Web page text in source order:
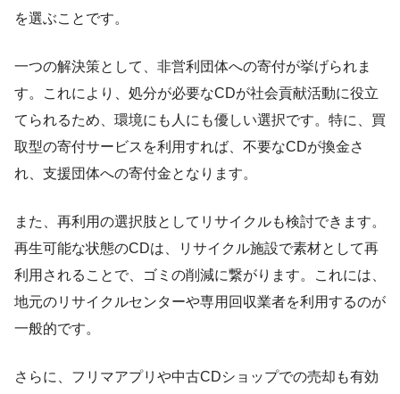
を選ぶことです。
一つの解決策として、非営利団体への寄付が挙げられま
す。これにより、処分が必要なCDが社会貢献活動に役立
てられるため、環境にも人にも優しい選択です。特に、買
取型の寄付サービスを利用すれば、不要なCDが換金さ
れ、支援団体への寄付金となります。
また、再利用の選択肢としてリサイクルも検討できます。
再生可能な状態のCDは、リサイクル施設で素材として再
利用されることで、ゴミの削減に繋がります。これには、
地元のリサイクルセンターや専用回収業者を利用するのが
一般的です。
さらに、フリマアプリや中古CDショップでの売却も有効